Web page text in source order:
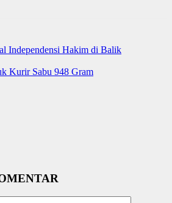
Independensi Hakim di Balik
Kurir Sabu 948 Gram